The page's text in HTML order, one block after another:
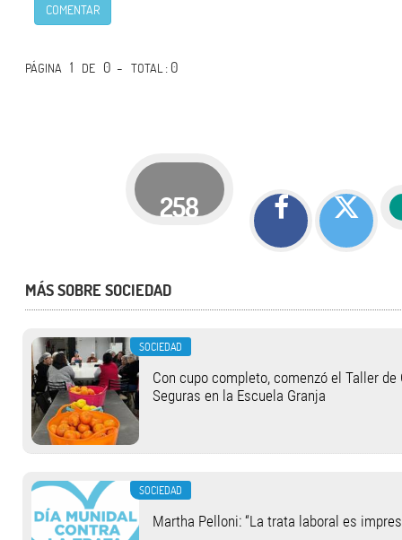
COMENTAR
PÁGINA 1 DE 0 -TOTAL: 0
258
MÁS SOBRE SOCIEDAD
SOCIEDAD
Con cupo completo, comenzó el Taller
Seguras en la Escuela Granja
SOCIEDAD
Martha Pelloni: “La trata laboral es